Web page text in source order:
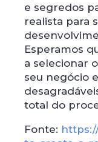
e segredos
realista para
Esperamos
a selecionar
seu negócio
total do
Fonte: